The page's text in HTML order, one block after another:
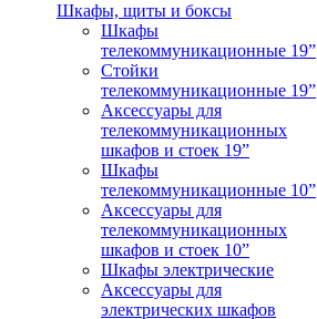
Шкафы, щиты и боксы
Шкафы
телекоммуникационные 19”
Стойки
телекоммуникационные 19”
Аксессуары для
телекоммуникационных
шкафов и стоек 19”
Шкафы
телекоммуникационные 10”
Аксессуары для
телекоммуникационных
шкафов и стоек 10”
Шкафы электрические
Аксессуары для
электрических шкафов